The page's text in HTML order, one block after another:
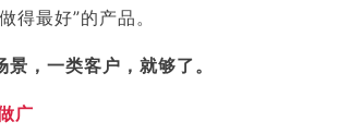
得最好”的产品。
，一类客户，就够了。
广